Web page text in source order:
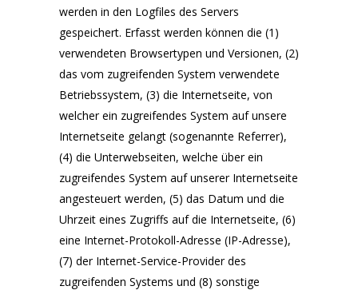
werden in den Logfiles des Servers
gespeichert. Erfasst werden können die (1)
verwendeten Browsertypen und Versionen, (2)
das vom zugreifenden System verwendete
Betriebssystem, (3) die Internetseite, von
welcher ein zugreifendes System auf unsere
Internetseite gelangt (sogenannte Referrer),
(4) die Unterwebseiten, welche über ein
zugreifendes System auf unserer Internetseite
angesteuert werden, (5) das Datum und die
Uhrzeit eines Zugriffs auf die Internetseite, (6)
eine Internet-Protokoll-Adresse (IP-Adresse),
(7) der Internet-Service-Provider des
zugreifenden Systems und (8) sonstige